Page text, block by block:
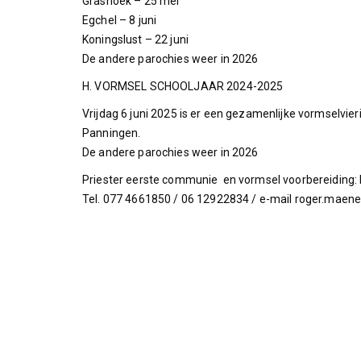
Egchel – 8 juni
Koningslust – 22 juni
De andere parochies weer in 2026
H. VORMSEL SCHOOLJAAR 2024-2025
Vrijdag 6 juni 2025 is er een gezamenlijke
Panningen.
De andere parochies weer in 2026
Priester eerste communie en vormsel voorbereiding:
Tel. 077 4661850 / 06 12922834 / e-mail